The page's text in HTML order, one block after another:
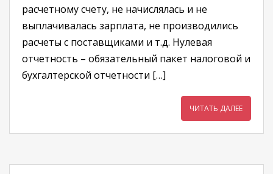
расчетному счету, не начислялась и не
выплачивалась зарплата, не производились
расчеты с поставщиками и т.д. Нулевая
отчетность – обязательный пакет налоговой и
бухгалтерской отчетности […]
ЧИТАТЬ ДАЛЕЕ